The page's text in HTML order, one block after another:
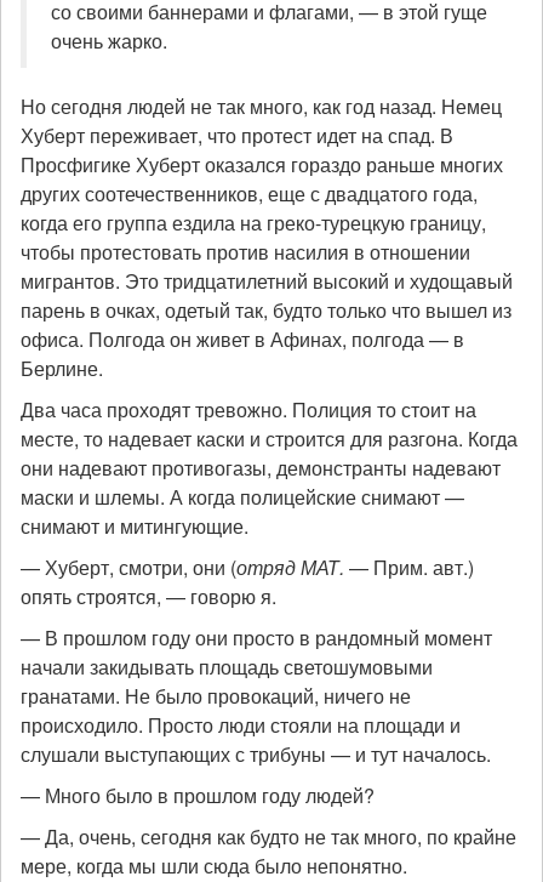
со своими баннерами и флагами, — в этой гуще
очень жарко.
Но сегодня людей не так много, как год назад. Немец
Хуберт переживает, что протест идет на спад. В
Просфигике Хуберт оказался гораздо раньше многих
других соотечественников, еще с двадцатого года,
когда его группа ездила на греко-турецкую границу,
чтобы протестовать против насилия в отношении
мигрантов. Это тридцатилетний высокий и худощавый
парень в очках, одетый так, будто только что вышел из
офиса. Полгода он живет в Афинах, полгода — в
Берлине.
Два часа проходят тревожно. Полиция то стоит на
месте, то надевает каски и строится для разгона. Когда
они надевают противогазы, демонстранты надевают
маски и шлемы. А когда полицейские снимают —
снимают и митингующие.
— Хуберт, смотри, они (отряд МАТ. — Прим. авт.)
опять строятся, — говорю я.
— В прошлом году они просто в рандомный момент
начали закидывать площадь светошумовыми
гранатами. Не было провокаций, ничего не
происходило. Просто люди стояли на площади и
слушали выступающих с трибуны — и тут началось.
— Много было в прошлом году людей?
— Да, очень, сегодня как будто не так много, по крайне
мере, когда мы шли сюда было непонятно.